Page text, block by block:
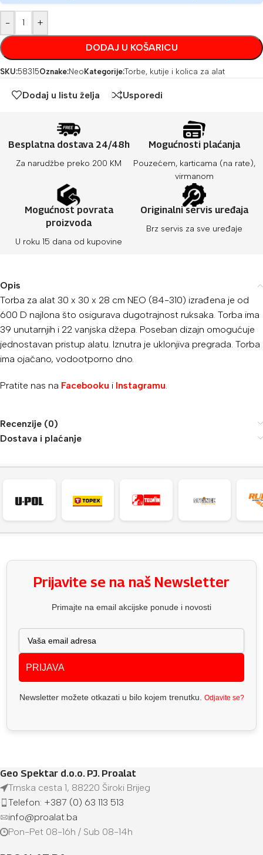
- +
DODAJ U KOŠARICU
SKU:58315Oznake:Neo Kategorije:Torbe, kutije i kolica za alat
Dodaj u listu želja Usporedi
Besplatna dostava 24/48h
Za narudžbe preko 200 KM
Mogućnosti plaćanja
Pouzećem, karticama (na rate),
virmanom
Mogućnost povrata
proizvoda
U roku 15 dana od kupovine
Originalni servis uređaja
Brz servis za sve uređaje
Opis
Torba za alat 30 x 30 x 28 cm NEO (84-310) izrađena je od
600 D najlona što osigurava dugotrajnost ruksaka. Torba ima
39 unutarnjih i 22 vanjska džepa. Poseban dizajn omogućuje
jednostavan pristup alatu. Iznutra je uklonjiva pregrada. Torba
ima ojačano, vodootporno dno.
Pratite nas na Facebooku i Instagramu.
Recenzije (0)
Dostava i plaćanje
Prijavite se na naš Newsletter
Primajte na email akcijske ponude i novosti
PRIJAVA
Newsletter možete otkazati u bilo kojem trenutku. Odjavite se?
Geo Spektar d.o.o. PJ. Proalat
Trnska cesta 1, 88220 Široki Brijeg
Telefon: +387 (0) 63 113 513
info@proalat.ba
Pon-Pet 08-16h / Sub 08-14h